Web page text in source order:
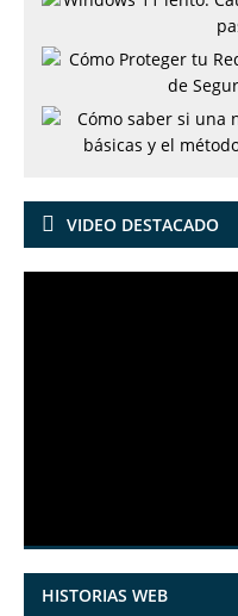
VIDEO DESTACADO
HISTORIAS WEB